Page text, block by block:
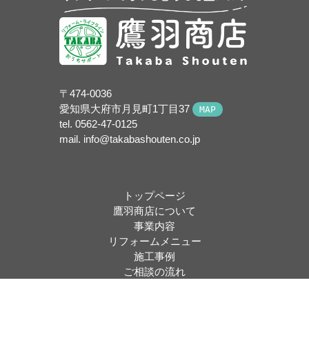
〒474-0036
愛知県大府市月見町1丁目37
MAP
tel. 0562-47-0125
mail. info@takabashouten.co.jp
トップページ
鷹羽商店について
事業内容
リフォームメニュー
施工事例
ご相談の流れ